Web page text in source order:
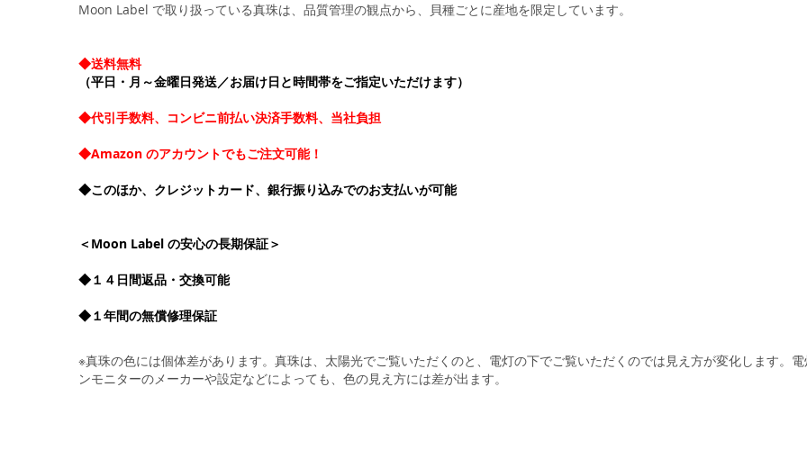
Moon Label で取り扱っている真珠は、品質管理の観点から、貝種ごとに産地を限定しています。
◆送料無料
（平日・月～金曜日発送／お届け日と時間帯をご指定いただけます）
◆代引手数料、コンビニ前払い決済手数料、当社負担
◆Amazon のアカウントでもご注文可能！
◆このほか、クレジットカード、銀行振り込みでのお支払いが可能
＜Moon Label の安心の長期保証＞
◆１４日間返品・交換可能
◆１年間の無償修理保証
※真珠の色には個体差があります。真珠は、太陽光でご覧いただくのと、電灯の下でご覧いただくのでは見え方が変化します。
ンモニターのメーカーや設定などによっても、色の見え方には差が出ます。